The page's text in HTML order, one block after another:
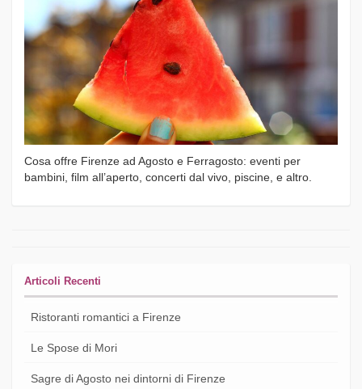
Cosa offre Firenze ad Agosto e Ferragosto: eventi per
bambini, film all’aperto, concerti dal vivo, piscine, e altro.
Articoli Recenti
Ristoranti romantici a Firenze
Le Spose di Mori
Sagre di Agosto nei dintorni di Firenze